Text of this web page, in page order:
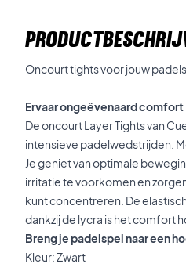
Oncourt tights voor jouw
Ervaar ongeëvenaard
De oncourt Layer Tights van
intensieve padelwedstrijden.
Je geniet van optimale
irritatie te voorkomen en
kunt concentreren. De
dankzij de lycra is het comfort
Breng je padelspel naar een
Kleur: Zwart